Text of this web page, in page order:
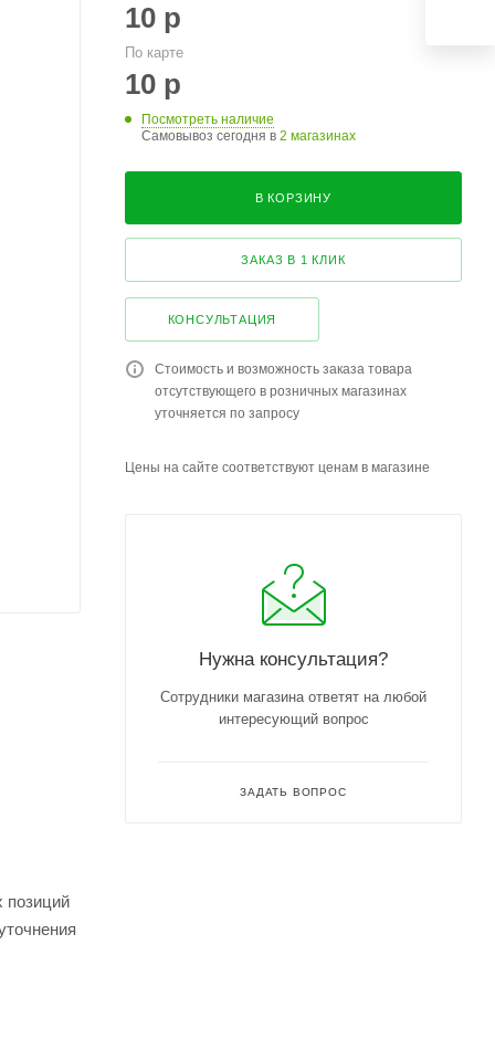
позиций
10 р
По карте
10 р
Посмотреть наличие
Самовывоз сегодня в 2 магазинах
В КОРЗИНУ
ЗАКАЗ В 1 КЛИК
КОНСУЛЬТАЦИЯ
Стоимость и возможность заказа товара
отсутствующего в розничных магазинах
уточняется по запросу
Цены на сайте соответствуют ценам в магазине
Нужна консультация?
Сотрудники магазина ответят на любой
интересующий вопрос
ЗАДАТЬ ВОПРОС